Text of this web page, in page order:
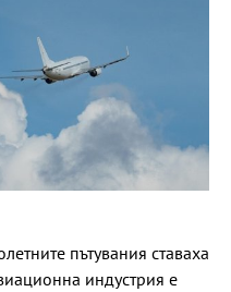
пътувания ставаха
индустрия е